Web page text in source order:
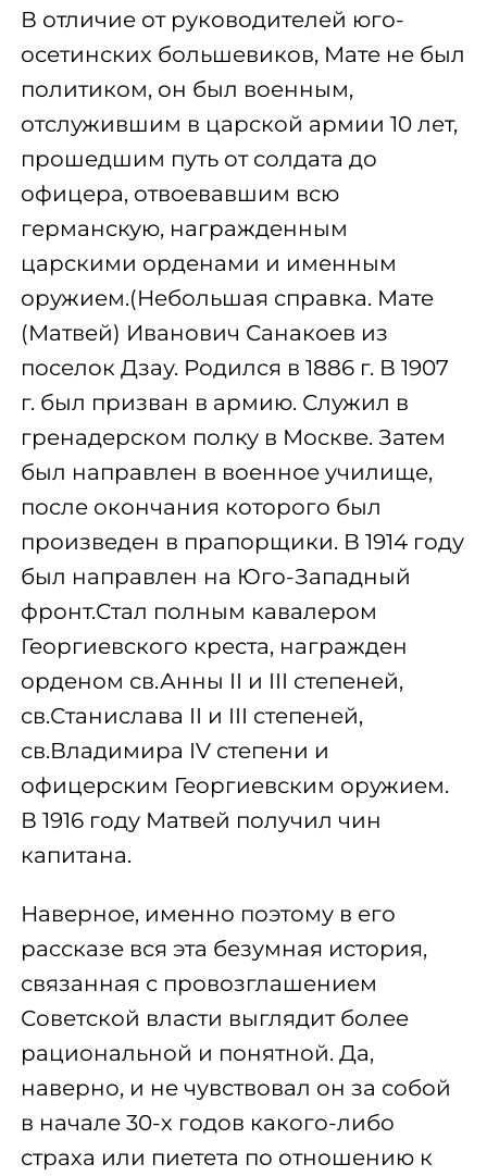
В отличие от руководителей юго-
осетинских большевиков, Мате не был
политиком, он был военным,
отслужившим в царской армии 10 лет,
прошедшим путь от солдата до
офицера, отвоевавшим всю
германскую, награжденным
царскими орденами и именным
оружием.(Небольшая справка. Мате
(Матвей) Иванович Санакоев из
поселок Дзау. Родился в 1886 г. В 1907
г. был призван в армию. Служил в
гренадерском полку в Москве. Затем
был направлен в военное училище,
после окончания которого был
произведен в прапорщики. В 1914 году
был направлен на Юго-Западный
фронт.Стал полным кавалером
Георгиевского креста, награжден
орденом св.Анны II и III степеней,
св.Станислава II и III степеней,
св.Владимира IV степени и
офицерским Георгиевским оружием.
В 1916 году Матвей получил чин
капитана.
Наверное, именно поэтому в его
рассказе вся эта безумная история,
связанная с провозглашением
Советской власти выглядит более
рациональной и понятной. Да,
наверно, и не чувствовал он за собой
в начале 30-х годов какого-либо
страха или пиетета по отношению к